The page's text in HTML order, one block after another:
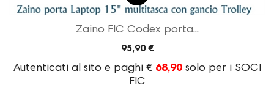
Zaino FIC Codex porta...
95,90 €
Autenticati al sito e paghi € 68,90solo per i SOCI
FIC